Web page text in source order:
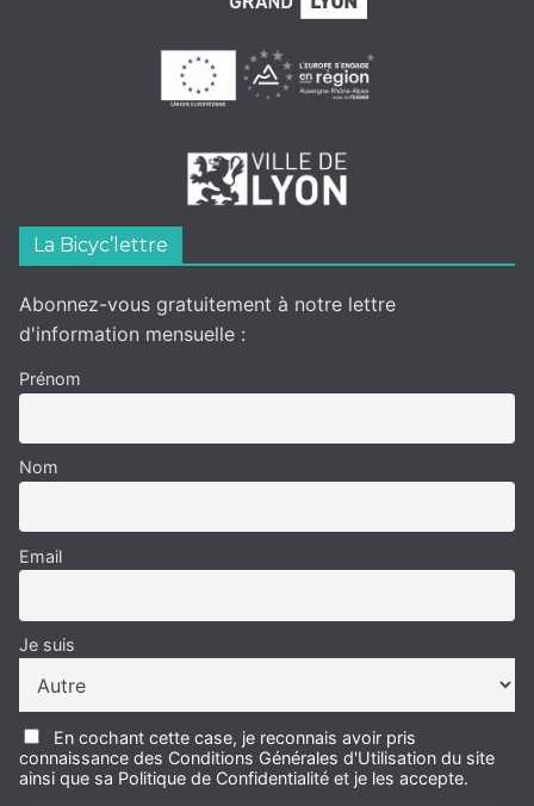
La Bicyc’lettre
Abonnez-vous gratuitement à notre lettre
d'information mensuelle :
Prénom
Nom
Email
Je suis
En cochant cette case, je reconnais avoir pris
connaissance des Conditions Générales d'Utilisation du site
ainsi que sa Politique de Confidentialité et je les accepte.